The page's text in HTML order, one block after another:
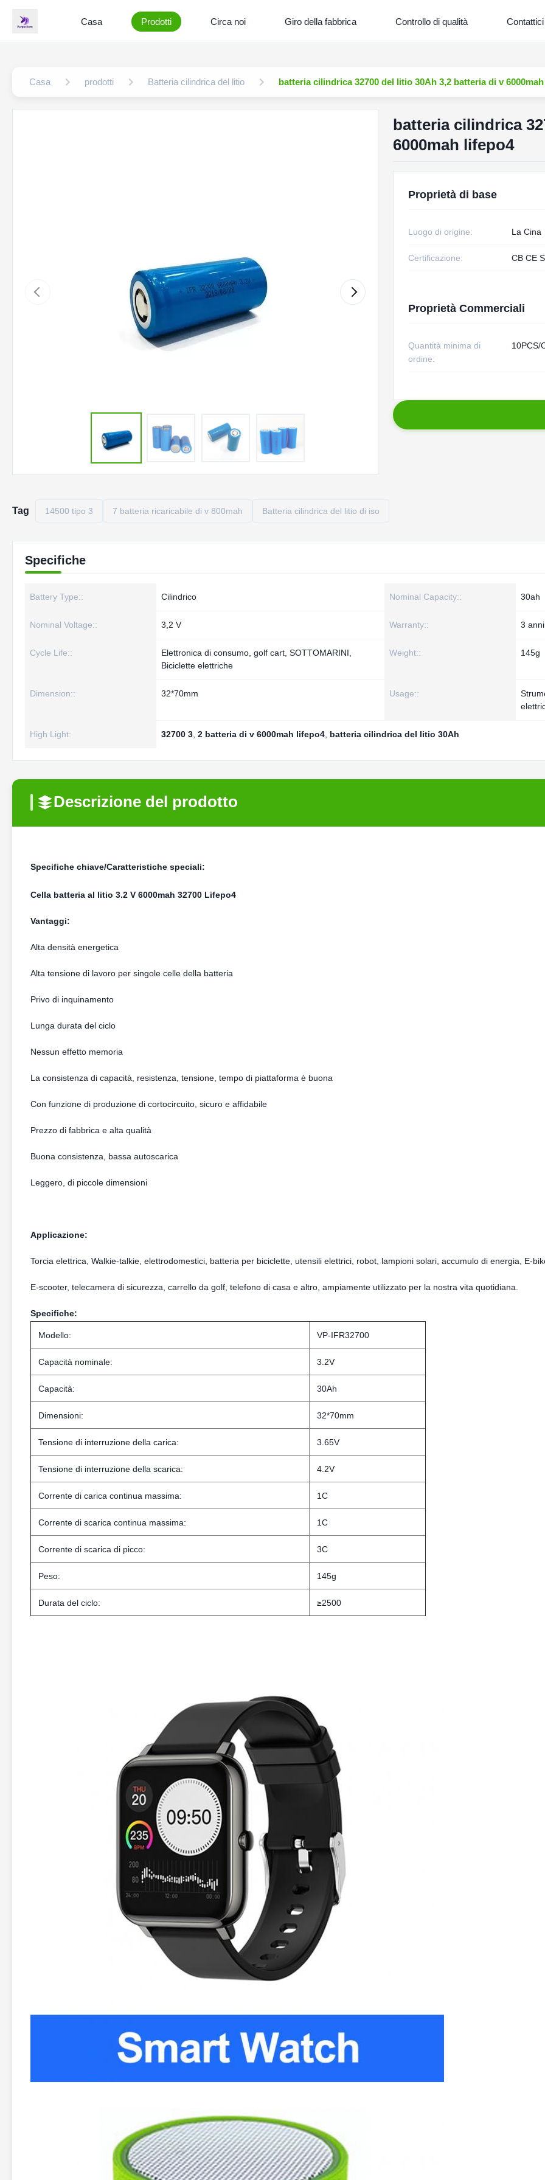
Casa Prodotti Circa noi Giro della fabbrica Controllo di qualità Contattici
Casa prodotti Batteria cilindrica del litio batteria cilindrica 32700 del litio 30Ah 3,2 batteria di v
batteria cilindrica
6000mah lifepo4
Proprietà di base
Luogo di origine: La Cina
Certificazione: CB CE
Proprietà Commerciali
Quantità minima di
ordine:
10PCS/
Tag 14500 tipo 3 7 batteria ricaricabile di v 800mah Batteria cilindrica del litio di iso
Specifiche
Battery Type:: Cilindrico Nominal Capacity:: 30ah
Nominal Voltage:: 3,2 V Warranty:: 3 anni
Cycle Life::
Elettronica di consumo, golf cart, SOTTOMARINI,
Biciclette elettriche
Weight:: 145g
Dimension:: 32*70mm Usage::
High Light: 32700 3 2 batteria di v 6000mah lifepo4 batteria cilindrica del litio 30Ah
Descrizione del prodotto
Specifiche chiave/Caratteristiche speciali:
Cella batteria al litio 3.2 V 6000mah 32700 Lifepo4
Vantaggi:
Alta densità energetica
Alta tensione di lavoro per singole celle della batteria
Privo di inquinamento
Lunga durata del ciclo
Nessun effetto memoria
La consistenza di capacità, resistenza, tensione, tempo di piattaforma è buona
Con funzione di produzione di cortocircuito, sicuro e affidabile
Prezzo di fabbrica e alta qualità
Buona consistenza, bassa autoscarica
Leggero, di piccole dimensioni
Applicazione:
Torcia elettrica, Walkie-talkie, elettrodomestici, batteria per biciclette, utensili elettrici, robot, lampioni solari, accumulo di energia, E-
E-scooter, telecamera di sicurezza, carrello da golf, telefono di casa e altro, ampiamente utilizzato per la nostra vita quotidiana.
Specifiche:
Modello: VP-IFR32700
Capacità nominale: 3.2V
Capacità: 30Ah
Dimensioni: 32*70mm
Tensione di interruzione della carica: 3.65V
Tensione di interruzione della scarica: 4.2V
Corrente di carica continua massima: 1C
Corrente di scarica continua massima: 1C
Corrente di scarica di picco: 3C
Peso: 145g
Durata del ciclo: ≥2500